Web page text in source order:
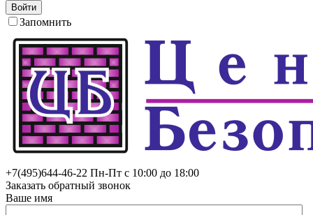
Войти
Запомнить
+7(495)644-46-22 Пн-Пт с 10:00 до 18:00
Заказать обратный звонок
Ваше имя